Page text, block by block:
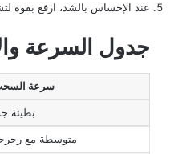
عند الإحساس بالشد، ارفع بقوة
جدول السرعة
سرعة
بطيئة
متوسطة مع